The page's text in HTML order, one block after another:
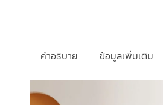
คำอธิบาย ข้อมูลเพิ่มเติม